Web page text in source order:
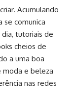
Acumulando
se comunica
tutoriais de
cheios de
a uma boa
moda e beleza
nas redes